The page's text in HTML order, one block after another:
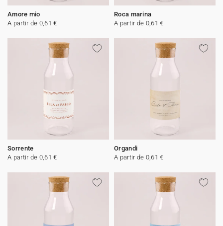
Amore mio
A partir de 0,61 €
Roca marina
A partir de 0,61 €
Sorrente
A partir de 0,61 €
Organdi
A partir de 0,61 €